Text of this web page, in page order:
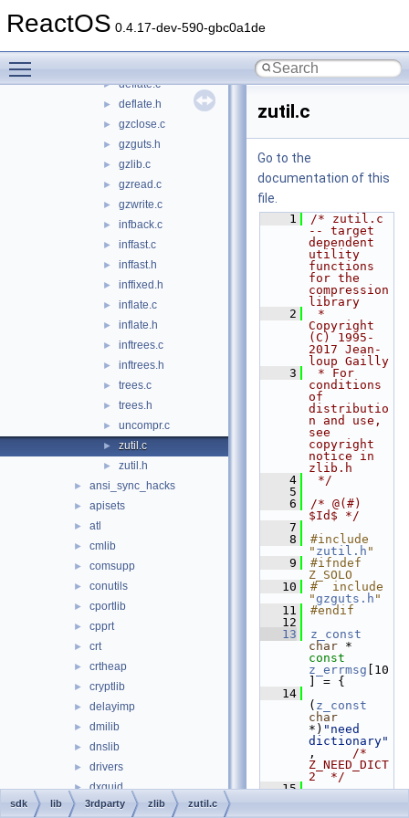
ReactOS 0.4.17-dev-590-gbc0a1de
► compress.c
► deflate.c
► deflate.h
► gzclose.c
► gzguts.h
► gzlib.c
► gzread.c
► gzwrite.c
► infback.c
► inffast.c
► inffast.h
► inffixed.h
► inflate.c
► inflate.h
► inftrees.c
► inftrees.h
► trees.c
► trees.h
► uncompr.c
► zutil.c
► zutil.h
► ansi_sync_hacks
► apisets
► atl
► cmlib
► comsupp
► conutils
► cportlib
► cpprt
► crt
► crtheap
► cryptlib
► delayimp
► dmilib
► dnslib
► drivers
► dxguid
► epsapi
zutil.c
Go to the
documentation of this
file.
    1
/* zutil.c
-- target
dependent
utility
functions
for the
compression
library
    2
*
Copyright
(C) 1995-
2017 Jean-
loup Gailly
    3
* For
conditions
of
distributio
n and use,
see
copyright
notice in
zlib.h
    4
*/
    5
    6
/* @(#)
$Id$ */
    7
    8
#include
" zutil.h "
    9
#ifndef
Z_SOLO
   10
#  include
"gzguts.h "
   11
#endif
   12
   13
z_const
char
const
z_errmsg [10
] = {
   14
( z_const
char
*) "need
dictionary"
, /*
Z_NEED_DICT
2  */
   15
sdk lib 3rdparty zlib zutil.c